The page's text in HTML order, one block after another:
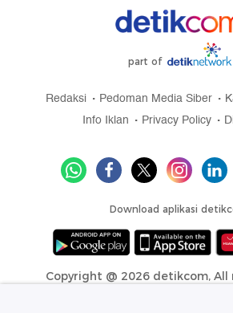
part of
Redaksi Pedoman Media Siber
Info Iklan
Privacy Policy
Download aplikasi
Copyright @ 2026 detikcom,